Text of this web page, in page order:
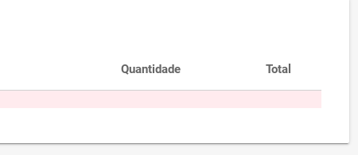
Quantidade Total